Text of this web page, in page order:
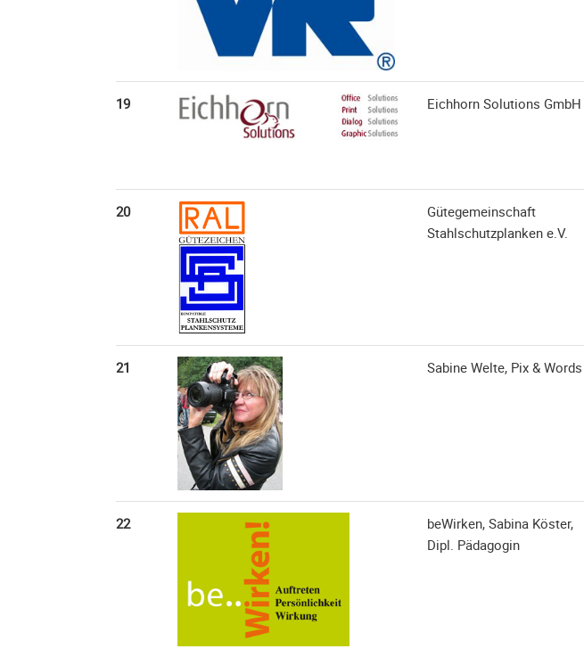
19 Eichhorn Solutions GmbH
20
Gütegemeinschaft
Stahlschutzplanken e.V.
21 Sabine Welte, Pix & Words
22
beWirken, Sabina Köster,
Dipl. Pädagogin